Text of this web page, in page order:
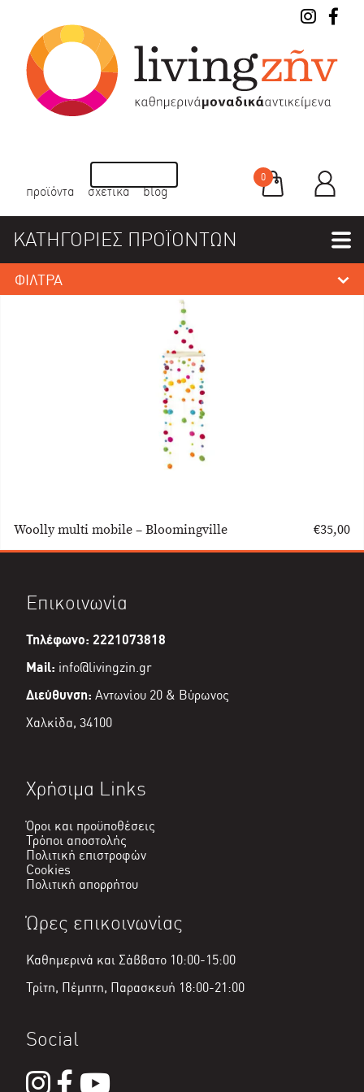
προϊόντα σχετικά blog
0
ΚΑΤΗΓΟΡΙΕΣ ΠΡΟΪΟΝΤΩΝ
ΦΙΛΤΡΑ
Woolly multi mobile – Bloomingville €35,00
Επικοινωνία
Τηλέφωνο: 2221073818
Mail: info@livingzin.gr
Διεύθυνση: Αντωνίου 20 & Βύρωνος
Χαλκίδα, 34100
Χρήσιμα Links
Όροι και προϋποθέσεις
Τρόποι αποστολής
Πολιτική επιστροφών
Cookies
Πολιτική απορρήτου
Ώρες επικοινωνίας
Καθημερινά και Σάββατο 10:00-15:00
Τρίτη, Πέμπτη, Παρασκευή 18:00-21:00
Social